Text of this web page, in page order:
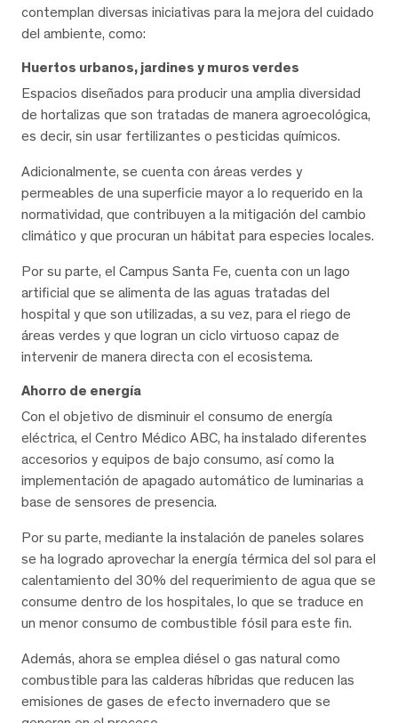
contemplan diversas iniciativas para la mejora del cuidado
del ambiente, como:
Huertos urbanos, jardines y muros verdes
Espacios diseñados para producir una amplia diversidad
de hortalizas que son tratadas de manera agroecológica,
es decir, sin usar fertilizantes o pesticidas químicos.
Adicionalmente, se cuenta con áreas verdes y
permeables de una superficie mayor a lo requerido en la
normatividad, que contribuyen a la mitigación del cambio
climático y que procuran un hábitat para especies locales.
Por su parte, el Campus Santa Fe, cuenta con un lago
artificial que se alimenta de las aguas tratadas del
hospital y que son utilizadas, a su vez, para el riego de
áreas verdes y que logran un ciclo virtuoso capaz de
intervenir de manera directa con el ecosistema.
Ahorro de energía
Con el objetivo de disminuir el consumo de energía
eléctrica, el Centro Médico ABC, ha instalado diferentes
accesorios y equipos de bajo consumo, así como la
implementación de apagado automático de luminarias a
base de sensores de presencia.
Por su parte, mediante la instalación de paneles solares
se ha logrado aprovechar la energía térmica del sol para el
calentamiento del 30% del requerimiento de agua que se
consume dentro de los hospitales, lo que se traduce en
un menor consumo de combustible fósil para este fin.
Además, ahora se emplea diésel o gas natural como
combustible para las calderas híbridas que reducen las
emisiones de gases de efecto invernadero que se